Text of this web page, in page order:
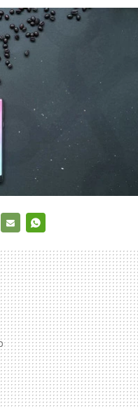
MAIL